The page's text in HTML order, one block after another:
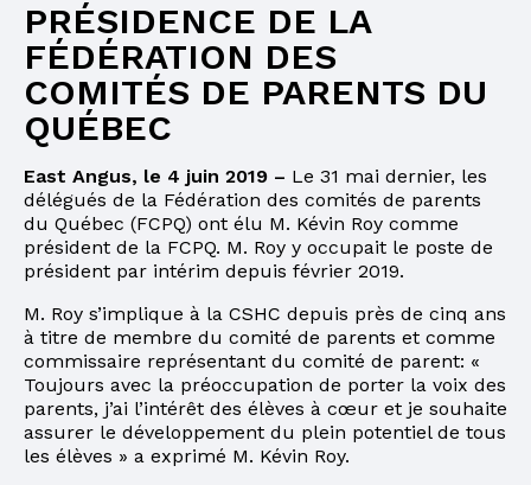
PRÉSIDENCE DE LA
FÉDÉRATION DES
COMITÉS DE PARENTS DU
QUÉBEC
East Angus, le 4 juin 2019 – Le 31 mai dernier, les
délégués de la Fédération des comités de parents
du Québec (FCPQ) ont élu M. Kévin Roy comme
président de la FCPQ. M. Roy y occupait le poste de
président par intérim depuis février 2019.
M. Roy s’implique à la CSHC depuis près de cinq ans
à titre de membre du comité de parents et comme
commissaire représentant du comité de parent: «
Toujours avec la préoccupation de porter la voix des
parents, j’ai l’intérêt des élèves à cœur et je souhaite
assurer le développement du plein potentiel de tous
les élèves » a exprimé M. Kévin Roy.